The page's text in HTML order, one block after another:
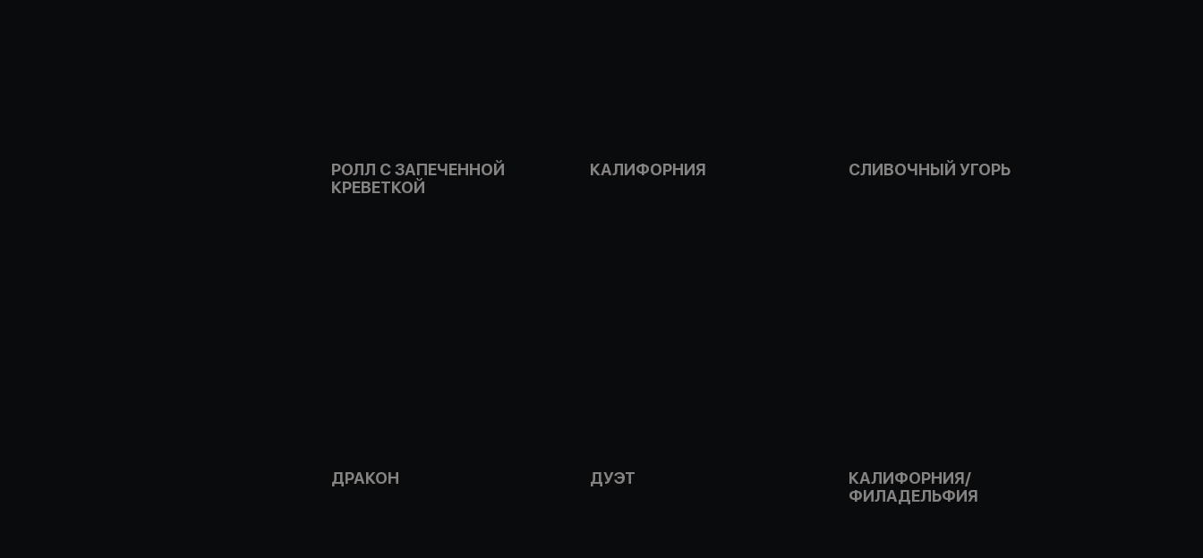
РОЛЛ С ЗАПЕЧЕННОЙ
КРЕВЕТКОЙ
КАЛИФОРНИЯ СЛИВОЧНЫЙ УГОРЬ
ДРАКОН ДУЭТ
КАЛИФОРНИЯ/
ФИЛАДЕЛЬФИЯ